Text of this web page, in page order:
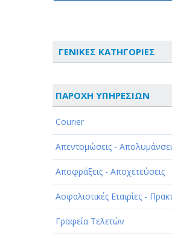
ΓΕΝΙΚΕΣ ΚΑΤΗΓΟΡΙΕΣ
ΑΘΛΗΤΙΣΜΟΣ
ΑΥΤΟΚΙΝΗΤΑ - ΜΗΧΑΝΕΣ -
ΔΙΑΣΚΕΔΑΣΗ - ΨΥΧΑΓΩΓΙΑ -
ΔΙΑΦΗΜΙΣΗ - ΜΜΕ
ΕΚΚΛΗΣΙΕΣ - ΦΙΛΑΝΘΡΩΠΙΚΑ
ΣΩΜΑΤΕΙΑ
ΠΑΡΟΧΗ ΥΠΗΡΕΣΙΩΝ
Courier
Απεντομώσεις -
Αποφράξεις - Αποχετεύσεις
Ασφαλιστικές Εταιρίες -
Γραφεία Τελετών